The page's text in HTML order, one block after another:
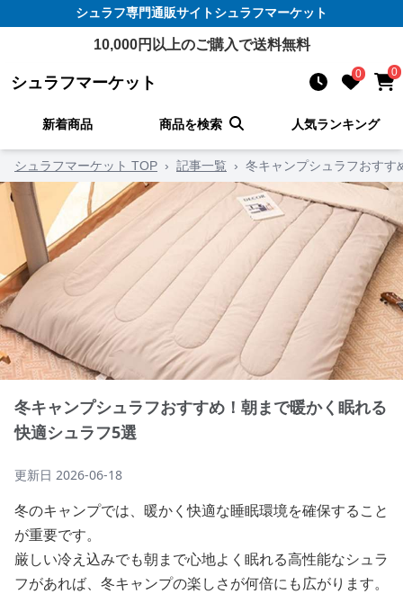
シュラフ専門通販サイトシュラフマーケット
10,000円以上のご購入で送料無料
シュラフマーケット 0 0
新着商品 商品を検索 人気ランキング
シュラフマーケット TOP › 記事一覧 › 冬キャンプシュラフおすす
冬キャンプシュラフおすすめ！朝まで暖かく眠れる
快適シュラフ5選
更新日 2026-06-18
冬のキャンプでは、暖かく快適な睡眠環境を確保すること
が重要です。
厳しい冷え込みでも朝まで心地よく眠れる高性能なシュラ
フがあれば、冬キャンプの楽しさが何倍にも広がります。